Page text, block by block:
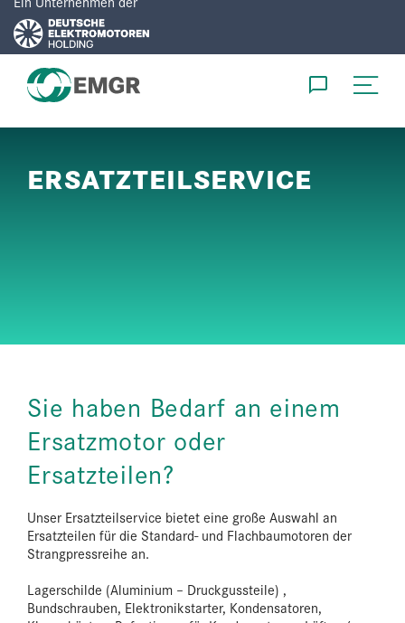
DE EN
ERSATZTEILSERVICE
Sie haben Bedarf an einem
Ersatzmotor oder
Ersatzteilen?
Unser Ersatzteilservice bietet eine große Auswahl an
Ersatzteilen für die Standard- und Flachbaumotoren der
Strangpressreihe an.
Lagerschilde (Aluminium – Druckgussteile) ,
Bundschrauben, Elektronikstarter, Kondensatoren,